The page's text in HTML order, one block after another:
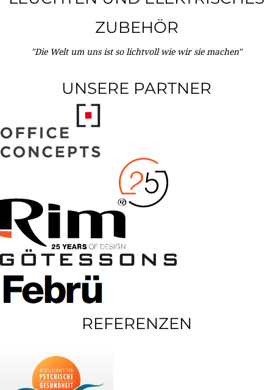
ZUBEHÖR
"Die Welt um uns ist so lichtvoll wie wir sie machen"
UNSERE PARTNER
REFERENZEN